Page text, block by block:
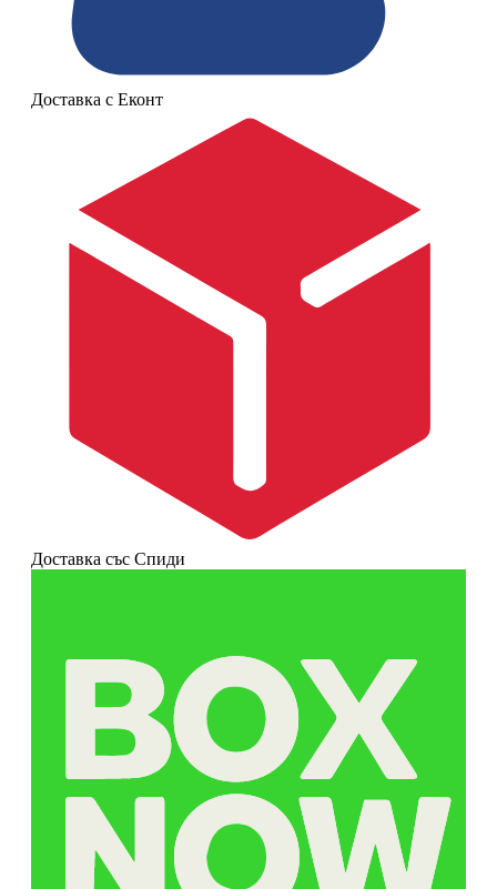
Доставка с Еконт
Доставка със Спиди